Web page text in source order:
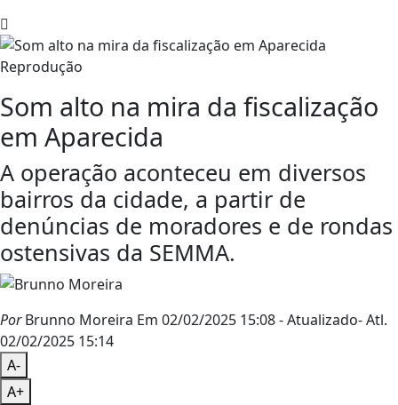
Reprodução
Som alto na mira da fiscalização
em Aparecida
A operação aconteceu em diversos
bairros da cidade, a partir de
denúncias de moradores e de rondas
ostensivas da SEMMA.
PorBrunno Moreira Em 02/02/2025 15:08- Atualizado- Atl.
02/02/2025 15:14
A-
A+